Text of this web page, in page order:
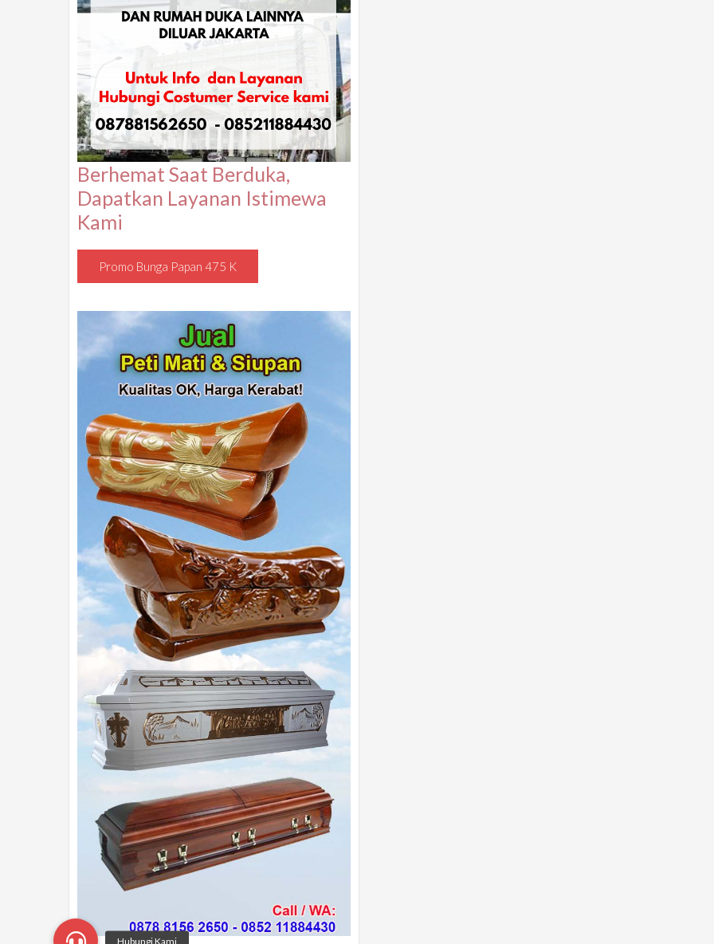
Berhemat Saat Berduka,
Dapatkan Layanan Istimewa
Kami
Promo Bunga Papan 475 K